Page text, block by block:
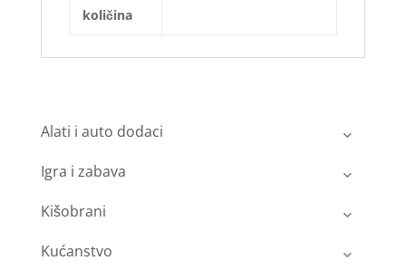
količina
Alati i auto dodaci
Igra i zabava
Kišobrani
Kućanstvo